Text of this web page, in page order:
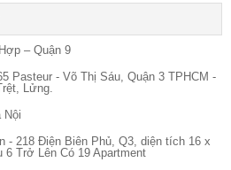
– Quận 9
Pasteur - Võ Thị Sáu, Quận 3 TPHCM -
Lửng.
Nội
- 218 Điện Biên Phủ, Q3, diện tích 16 x
Trở Lên Có 19 Apartment